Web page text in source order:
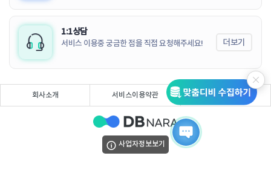
1:1상담
서비스 이용중 궁금한 점을 직접 요청해주세요! 더보기
회사소개 서비스이용약관 개인정보처리방침
사업자정보보기